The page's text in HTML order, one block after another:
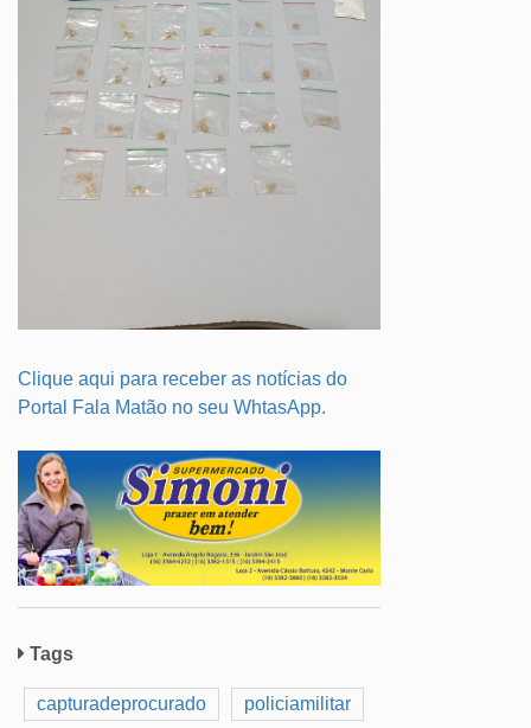
Clique aqui para receber as notícias do
Portal Fala Matão no seu WhtasApp.
Tags
capturadeprocurado policiamilitar